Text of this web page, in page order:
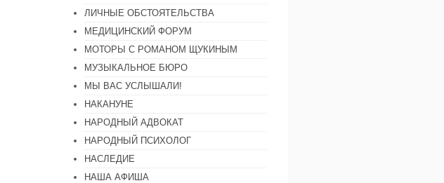
ЛИЧНЫЕ ОБСТОЯТЕЛЬСТВА
МЕДИЦИНСКИЙ ФОРУМ
МОТОРЫ С РОМАНОМ ЩУКИНЫМ
МУЗЫКАЛЬНОЕ БЮРО
МЫ ВАС УСЛЫШАЛИ!
НАКАНУНЕ
НАРОДНЫЙ АДВОКАТ
НАРОДНЫЙ ПСИХОЛОГ
НАСЛЕДИЕ
НАША АФИША